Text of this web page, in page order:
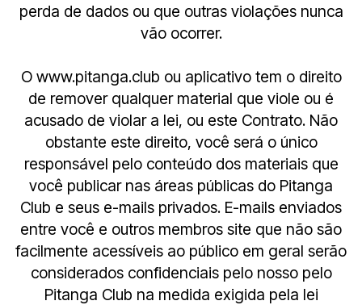
perda de dados ou que outras violações nunca
vão ocorrer.
O www.pitanga.club ou aplicativo tem o direito
de remover qualquer material que viole ou é
acusado de violar a lei, ou este Contrato. Não
obstante este direito, você será o único
responsável pelo conteúdo dos materiais que
você publicar nas áreas públicas do Pitanga
Club e seus e-mails privados. E-mails enviados
entre você e outros membros site que não são
facilmente acessíveis ao público em geral serão
considerados confidenciais pelo nosso pelo
Pitanga Club na medida exigida pela lei